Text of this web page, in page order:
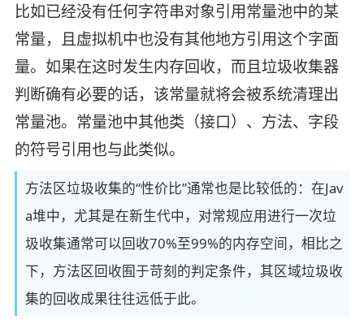
比如已经没有任何字符串对象引用常量池中的某
常量，且虚拟机中也没有其他地方引用这个字面
量。如果在这时发生内存回收，而且垃圾收集器
判断确有必要的话，该常量就将会被系统清理出
常量池。常量池中其他类（接口）、方法、字段
的符号引用也与此类似。
方法区垃圾收集的“性价比”通常也是比较低的：在Jav
a堆中，尤其是在新生代中，对常规应用进行一次垃
圾收集通常可以回收70%至99%的内存空间，相比之
下，方法区回收囿于苛刻的判定条件，其区域垃圾收
集的回收成果往往远低于此。